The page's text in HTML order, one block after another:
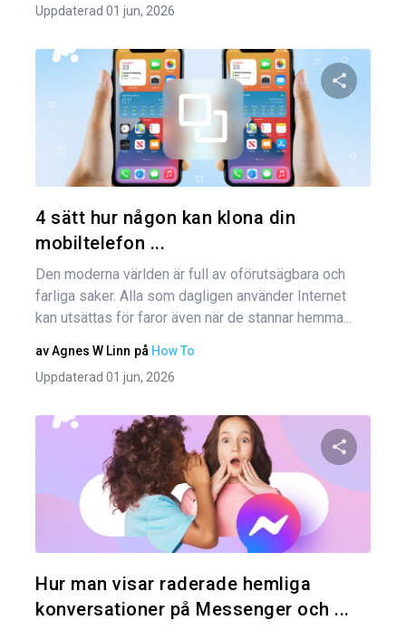
Uppdaterad 01 jun, 2026
4 sätt hur någon kan klona din
mobiltelefon ...
Den moderna världen är full av oförutsägbara och
farliga saker. Alla som dagligen använder Internet
kan utsättas för faror även när de stannar hemma...
avAgnes W Linn på How To
Uppdaterad 01 jun, 2026
Dela
Hur man visar raderade hemliga
konversationer på Messenger och ...